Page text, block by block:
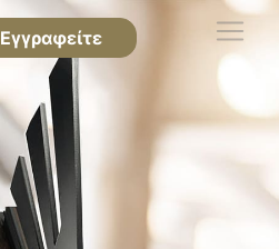
Εγγραφείτε